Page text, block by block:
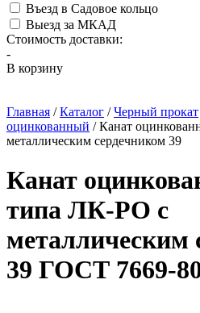
Въезд в Садовое кольцо
Выезд за МКАД
Стоимость доставки:
-
В корзину
Главная /Каталог /Черный прокат
оцинкованный /Канат
металлическим сердечником 39
Канат
типа ЛК-РО с
металлическим
39 ГОСТ 7669-